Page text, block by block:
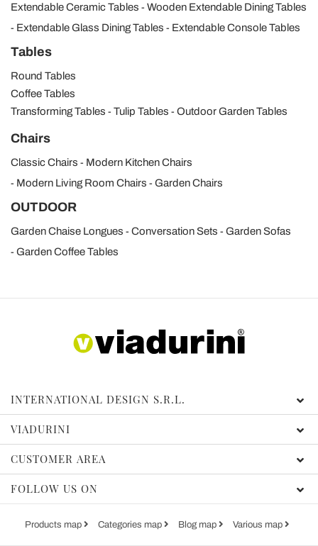
Extendable Ceramic Tables
Wooden Extendable Dining Tables
Extendable Glass Dining Tables
Extendable Console Tables
Tables
Round Tables
Coffee Tables
Transforming Tables
Tulip Tables Outdoor Garden Tables
Chairs
Classic Chairs
Modern Kitchen Chairs
Modern Living Room Chairs
Garden Chairs
OUTDOOR
Garden Chaise Longues Conversation Sets
Garden Sofas
Garden Coffee Tables
INTERNATIONAL DESIGN S.R.L.
VIADURINI
CUSTOMER AREA
FOLLOW US ON
Products map Categories map Blog map Various map